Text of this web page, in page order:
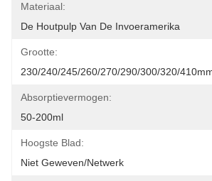
Materiaal:
De Houtpulp Van De Invoeramerika
Grootte:
230/240/245/260/270/290/300/320/
Absorptievermogen:
50-200ml
Hoogste Blad:
Niet Geweven/Netwerk